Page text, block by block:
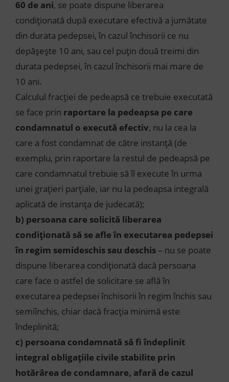
60 de ani, se poate dispune liberarea
condiționată după executare efectivă a jumătate
din durata pedepsei, în cazul închisorii ce nu
depășește 10 ani, sau cel puțin două treimi din
durata pedepsei, în cazul închisorii mai mare de
10 ani.
Calculul fracției de pedeapsă ce trebuie executată
se face prin raportare la pedeapsa pe care
condamnatul o execută efectiv, nu la cea la
care a fost condamnat de către instanță (de
exemplu, prin raportare la restul de pedeapsă pe
care condamnatul trebuie să îl execute în urma
unei grațieri parțiale, iar nu la pedeapsa integrală
aplicată de instanța de judecată);
b) persoana care solicită liberarea
condiționată să se afle în executarea pedepsei
în regim semideschis sau deschis – nu se poate
dispune liberarea condiționată dacă persoana
care face o astfel de solicitare se află în
executarea pedepsei închisorii în regim închis sau
semiînchis, chiar dacă fracția minimă este
îndeplinită;
c) persoana condamnată să fi îndeplinit
integral obligațiile civile stabilite prin
hotărârea de condamnare, afară de cazul